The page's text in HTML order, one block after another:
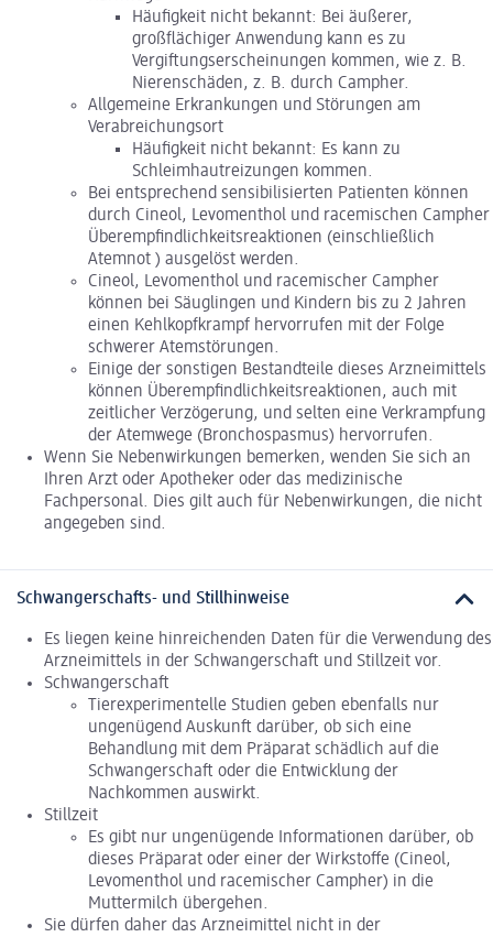
Häufigkeit nicht bekannt: Bei äußerer,
großflächiger Anwendung kann es zu
Vergiftungserscheinungen kommen, wie z. B.
Nierenschäden, z. B. durch Campher.
Allgemeine Erkrankungen und Störungen am
Verabreichungsort
Häufigkeit nicht bekannt: Es kann zu
Schleimhautreizungen kommen.
Bei entsprechend sensibilisierten Patienten können
durch Cineol, Levomenthol und racemischen Campher
Überempfindlichkeitsreaktionen (einschließlich
Atemnot ) ausgelöst werden.
Cineol, Levomenthol und racemischer Campher
können bei Säuglingen und Kindern bis zu 2 Jahren
einen Kehlkopfkrampf hervorrufen mit der Folge
schwerer Atemstörungen.
Einige der sonstigen Bestandteile dieses Arzneimittels
können Überempfindlichkeitsreaktionen, auch mit
zeitlicher Verzögerung, und selten eine Verkrampfung
der Atemwege (Bronchospasmus) hervorrufen.
Wenn Sie Nebenwirkungen bemerken, wenden Sie sich an
Ihren Arzt oder Apotheker oder das medizinische
Fachpersonal. Dies gilt auch für Nebenwirkungen, die nicht
angegeben sind.
Schwangerschafts- und Stillhinweise
Es liegen keine hinreichenden Daten für die Verwendung des
Arzneimittels in der Schwangerschaft und Stillzeit vor.
Schwangerschaft
Tierexperimentelle Studien geben ebenfalls nur
ungenügend Auskunft darüber, ob sich eine
Behandlung mit dem Präparat schädlich auf die
Schwangerschaft oder die Entwicklung der
Nachkommen auswirkt.
Stillzeit
Es gibt nur ungenügende Informationen darüber, ob
dieses Präparat oder einer der Wirkstoffe (Cineol,
Levomenthol und racemischer Campher) in die
Muttermilch übergehen.
Sie dürfen daher das Arzneimittel nicht in der